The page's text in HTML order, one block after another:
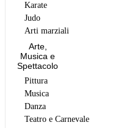
Karate
Judo
Arti marziali
Arte,
Musica e
Spettacolo
Pittura
Musica
Danza
Teatro e Carnevale